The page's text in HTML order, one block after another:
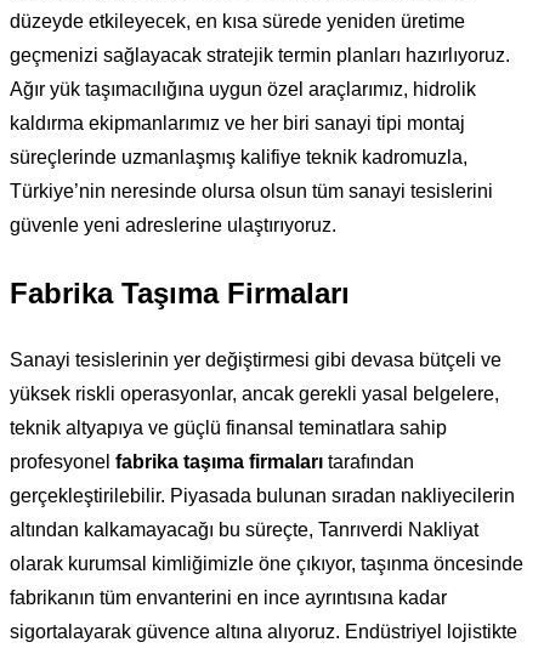
düzeyde etkileyecek, en kısa sürede yeniden üretime
geçmenizi sağlayacak stratejik termin planları hazırlıyoruz.
Ağır yük taşımacılığına uygun özel araçlarımız, hidrolik
kaldırma ekipmanlarımız ve her biri sanayi tipi montaj
süreçlerinde uzmanlaşmış kalifiye teknik kadromuzla,
Türkiye’nin neresinde olursa olsun tüm sanayi tesislerini
güvenle yeni adreslerine ulaştırıyoruz.
Fabrika Taşıma Firmaları
Sanayi tesislerinin yer değiştirmesi gibi devasa bütçeli ve
yüksek riskli operasyonlar, ancak gerekli yasal belgelere,
teknik altyapıya ve güçlü finansal teminatlara sahip
profesyonel fabrika taşıma firmaları tarafından
gerçekleştirilebilir. Piyasada bulunan sıradan nakliyecilerin
altından kalkamayacağı bu süreçte, Tanrıverdi Nakliyat
olarak kurumsal kimliğimizle öne çıkıyor, taşınma öncesinde
fabrikanın tüm envanterini en ince ayrıntısına kadar
sigortalayarak güvence altına alıyoruz. Endüstriyel lojistikte